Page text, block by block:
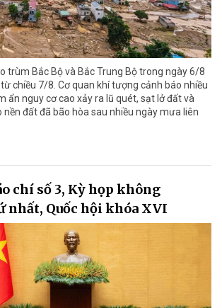
trùm Bắc Bộ và Bắc Trung Bộ trong ngày 6/8
chiều 7/8. Cơ quan khí tượng cảnh báo nhiều
ẩn nguy cơ cao xảy ra lũ quét, sạt lở đất và
nền đất đã bão hòa sau nhiều ngày mưa liên
chí số 3, Kỳ họp không
nhất, Quốc hội khóa XVI